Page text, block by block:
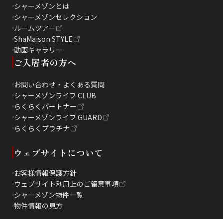
シャーメゾンとは
シャーメゾンセレクション
ルームツアー
ShaMaison STYLE
動画ギャラリー
ご入居者の方へ
お問い合わせ・よくある質問
シャーメゾンライフ CLUB
らくらくパートナー
シャーメゾンライフ GUARD
らくらくプラチナ
ウェブサイトについて
お客様情報保護方針
ウェブサイト利用上のご留意事項
シャーメゾン物件一覧
物件情報の見方